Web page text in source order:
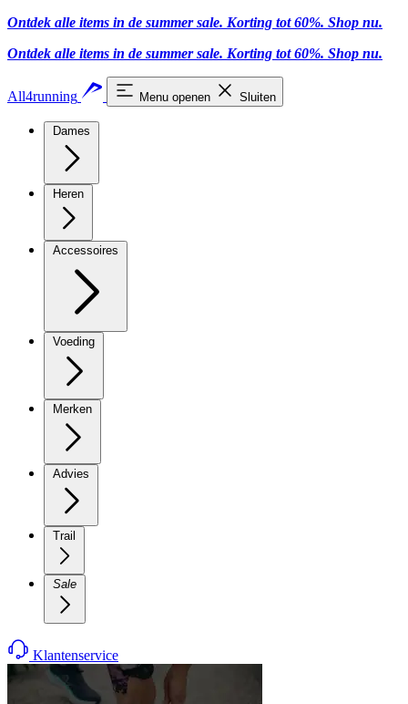
Ontdek alle items in de summer sale. Korting tot 60%. Shop nu.
Ontdek alle items in de summer sale. Korting tot 60%. Shop nu.
All4running Menu openen Sluiten
Dames
Heren
Accessoires
Voeding
Merken
Advies
Trail
Sale
Klantenservice